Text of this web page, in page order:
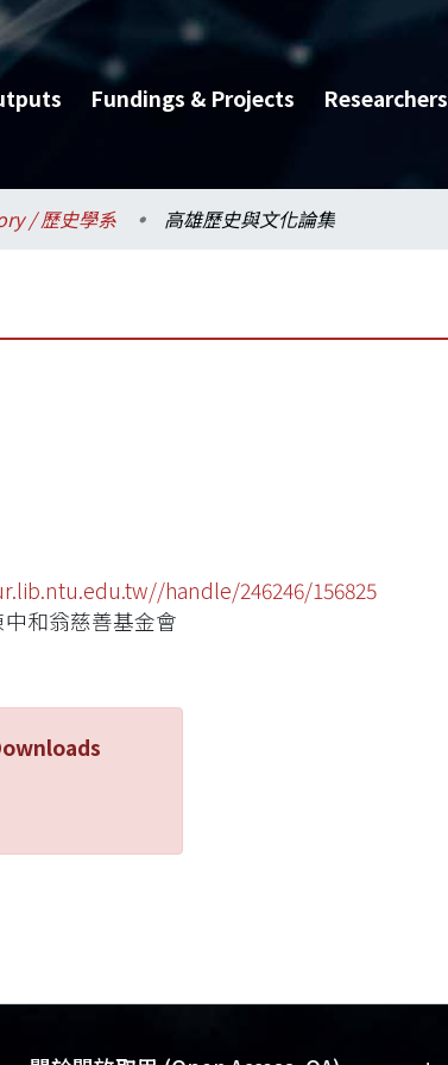
Fundings & Projects Researchers
/ 歷史學系 高雄歷史與文化論集
handle/246246/156825
中和翁慈善基金會